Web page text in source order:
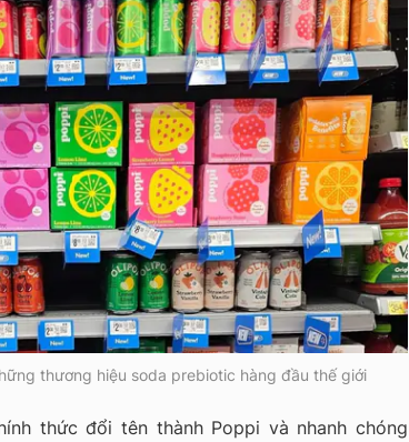
thương hiệu soda prebiotic hàng đầu thế giới
thức đổi tên thành Poppi và nhanh chóng